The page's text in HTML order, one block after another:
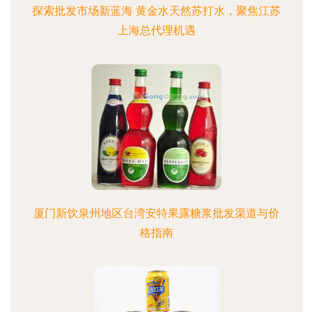
探索批发市场新蓝海 黄金水天然苏打水，聚焦江苏
上海总代理机遇
厦门新饮泉州地区台湾安特果露糖浆批发渠道与价
格指南